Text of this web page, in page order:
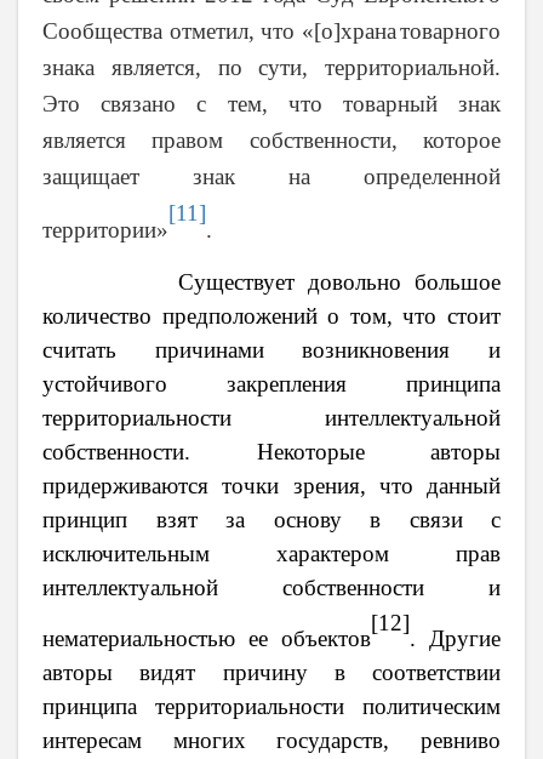
Сообщества отметил, что «[о]хранатоварного
знака является, по сути, территориальной.
Это связано с тем, что товарный знак
является правом собственности, которое
защищает знак на определенной
территории»
[11]
.
Существует довольно большое
количество предположений о том, что стоит
считать причинами возникновения и
устойчивого закрепления принципа
территориальности интеллектуальной
собственности. Некоторые авторы
придерживаются точки зрения, что данный
принцип взят за основу в связи с
исключительным характером прав
интеллектуальной собственности и
нематериальностью ее объектов
[12]
. Другие
авторы видят причину в соответствии
принципа территориальности политическим
интересам многих государств, ревниво